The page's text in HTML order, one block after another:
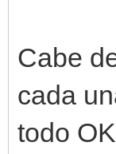
Cabe
cada
todo